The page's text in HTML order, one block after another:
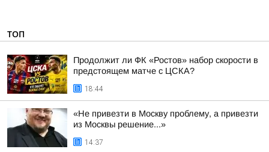
ТОП
Продолжит ли ФК «Ростов» набор скорости в
предстоящем матче с ЦСКА?
18:44
«Не привезти в Москву проблему, а привезти
из Москвы решение...»
14:37